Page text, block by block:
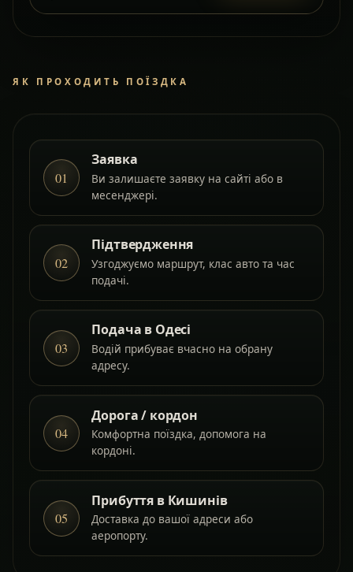
ЯК ПРОХОДИТЬ ПОЇЗДКА
01
Заявка
Ви залишаєте заявку на сайті або в
месенджері.
02
Підтвердження
Узгоджуємо маршрут, клас авто та час
подачі.
03
Подача в Одесі
Водій прибуває вчасно на обрану
адресу.
04
Дорога / кордон
Комфортна поїздка, допомога на
кордоні.
05
Прибуття в Кишинів
Доставка до вашої адреси або
аеропорту.